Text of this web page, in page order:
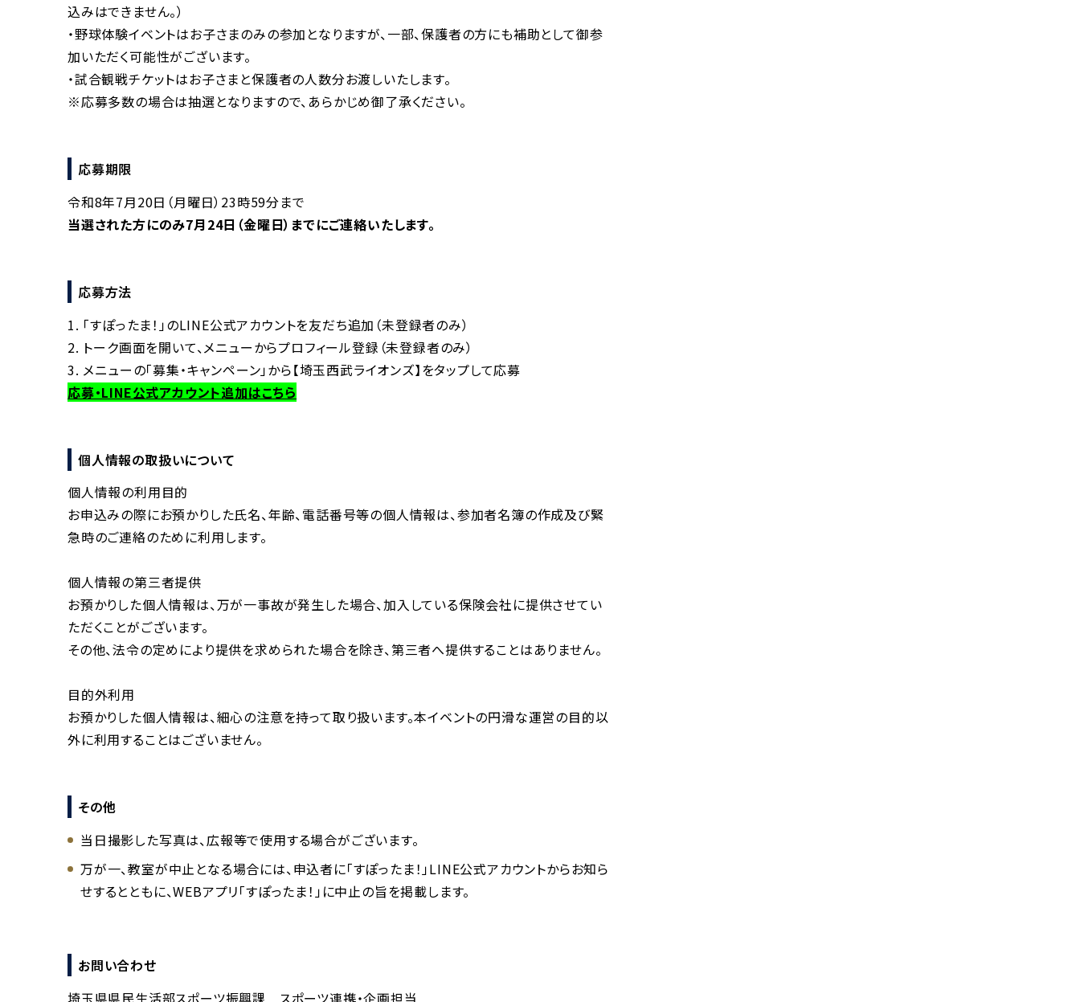
込みはできません。）
・野球体験イベントはお子さまのみの参加となりますが、一部、保護者の方にも補助として御参
加いただく可能性がございます。
・試合観戦チケットはお子さまと保護者の人数分お渡しいたします。
※応募多数の場合は抽選となりますので、あらかじめ御了承ください。
応募期限
令和8年7月20日（月曜日）23時59分まで
当選された方にのみ7月24日（金曜日）までにご連絡いたします。
応募方法
1. 「すぽったま！」のLINE公式アカウントを友だち追加（未登録者のみ）
2. トーク画面を開いて、メニューからプロフィール登録（未登録者のみ）
3. メニューの「募集・キャンペーン」から【埼玉西武ライオンズ】をタップして応募
応募・LINE公式アカウント追加はこちら
個人情報の取扱いについて
個人情報の利用目的
お申込みの際にお預かりした氏名、年齢、電話番号等の個人情報は、参加者名簿の作成及び緊
急時のご連絡のために利用します。
個人情報の第三者提供
お預かりした個人情報は、万が一事故が発生した場合、加入している保険会社に提供させてい
ただくことがございます。
その他、法令の定めにより提供を求められた場合を除き、第三者へ提供することはありません。
目的外利用
お預かりした個人情報は、細心の注意を持って取り扱います。本イベントの円滑な運営の目的以
外に利用することはございません。
その他
当日撮影した写真は、広報等で使用する場合がございます。
万が一、教室が中止となる場合には、申込者に「すぽったま！」LINE公式アカウントからお知ら
せするとともに、WEBアプリ「すぽったま！」に中止の旨を掲載します。
お問い合わせ
埼玉県県民生活部スポーツ振興課 スポーツ連携・企画担当